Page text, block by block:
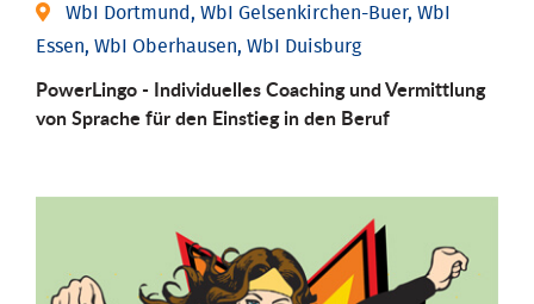
WbI Dortmund, WbI Gelsenkirchen-Buer, WbI
Essen, WbI Oberhausen, WbI Duisburg
PowerLingo - Individuelles Coaching und Vermittlung
von Sprache für den Einstieg in den Beruf